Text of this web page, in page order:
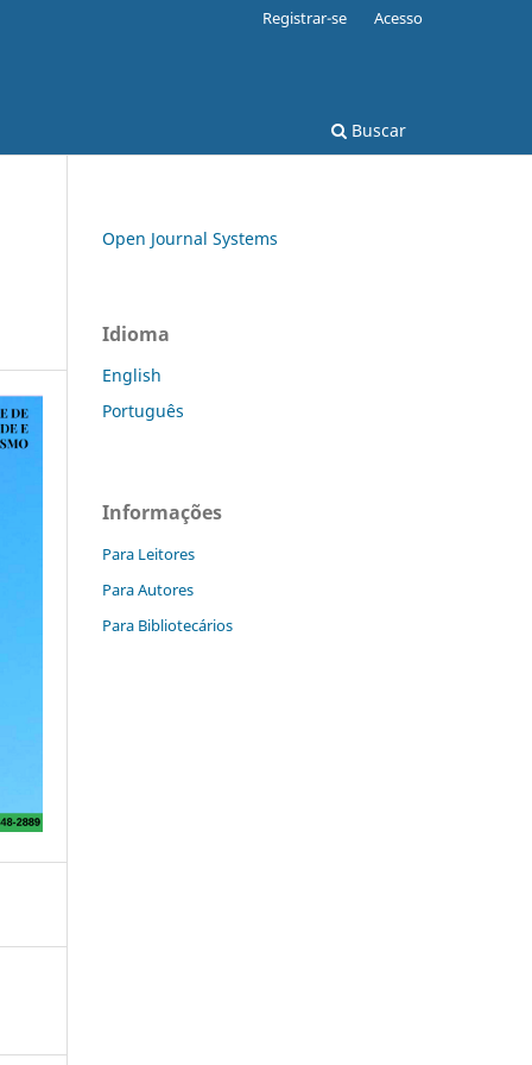
Buscar
Registrar-se Acesso
Open Journal Systems
Idioma
English
Português
Informações
Para Leitores
Para Autores
Para Bibliotecários